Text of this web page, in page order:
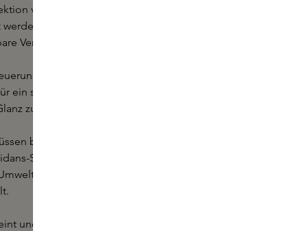
von Seren zusammengestellt,
um unterschiedlichen
Veränderungen zu bewirken.
anzuregen und die
ein strahlendes Hautbild,
zum Vorschein.
benötigen, ist ein
Serum stärkt die Hautbarriere,
was zu einer Haut
und mindert sichtbare Poren. Es